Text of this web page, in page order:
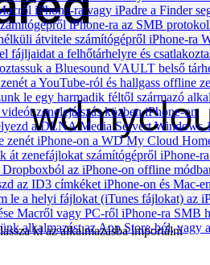
iPhone-ra vagy iPadre a Finder
iPhone-ra az SMB
átvitele számítógépről iPhone-ra
fájljaidat a felhőtárhelyre és
a Bluesound VAULT belső
a YouTube-ról és hallgass offline
le egy harmadik féltől származó
zenelejátszás közben iPhone-on
a DLNA Media Servert Windows
zenét iPhone-on a WD My Cloud
át zenefájlokat számítógépről iPhone-
Dropboxból az iPhone-on offline
az ID3 címkéket iPhone-on és Mac-
le a helyi fájlokat (iTunes fájlokat) az
Macről vagy PC-ről iPhone-ra SMB
alkalmazást az App Store-ból,
ki az alkalmazásba importálni